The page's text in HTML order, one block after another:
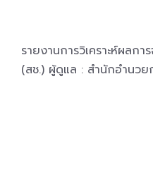
รายงานการวิเคราะห์ผล
(สช.) ผู้ดูแล : สำนักอำนวย